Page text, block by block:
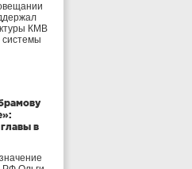
КМВ
системы
в